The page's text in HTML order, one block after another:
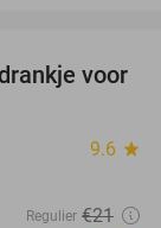
52%
voor
9.6 star
Regulier €21